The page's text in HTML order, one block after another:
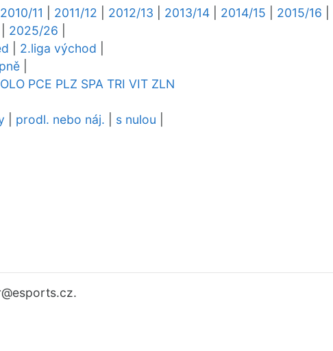
2010/11 2011/12 2012/13 2013/14 2014/15 2015/16
2025/26
2.liga východ
OLO PCE PLZ SPA TRI VIT ZLN
prodl. nebo náj. s nulou
@esports.cz.